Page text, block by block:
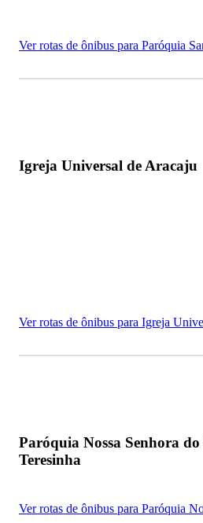
Ver rotas de ônibus para Paróquia
Igreja Universal de Aracaju
Ver rotas de ônibus para Igreja
Paróquia Nossa Senhora
Teresinha
Ver rotas de ônibus para Paróquia